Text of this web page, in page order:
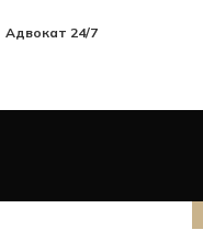
Адвокат 24/7